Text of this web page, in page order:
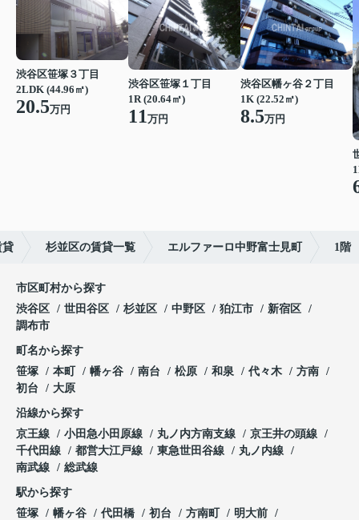
渋谷区笹塚３丁目
2LDK (44.96㎡)
20.5万円
渋谷区笹塚１丁目
1R (20.64㎡)
11万円
渋谷区幡ヶ谷２丁目
1K (22.52㎡)
8.5万円
貸 杉並区の賃貸一覧 エルファーロ中野富士見町 1階
市区町村から探す
渋谷区
世田谷区 杉並区 中野区 狛江市
新宿区
調布市
町名から探す
笹塚
本町 幡ヶ谷 南台 松原 和泉 代々木
方南
初台
大原
沿線から探す
京王線
小田急小田原線 丸ノ内方南支線
京王井の頭線
千代田線
都営大江戸線 東急世田谷線
丸ノ内線
南武線
総武線
駅から探す
笹塚
幡ヶ谷 代田橋 初台 方南町
明大前